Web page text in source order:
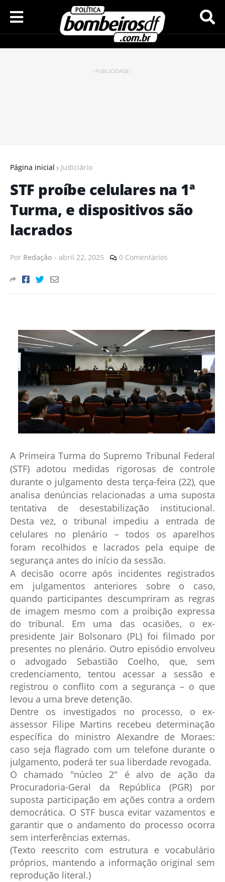
- PUBLICIDADE -
Página inicial Judiciário
STF proíbe celulares na 1ª
Turma, e dispositivos são
lacrados
Por Redação - abril 22, 2025 0 Comentários
A Primeira Turma do Supremo Tribunal Federal
(STF) adotou medidas rigorosas de controle
durante o julgamento desta terça-feira (22), que
analisa denúncias relacionadas a uma suposta
tentativa de desestabilização institucional.
Desta vez, o tribunal impediu a entrada de
celulares no plenário – todos os aparelhos
foram recolhidos e lacrados pela equipe de
segurança antes do início da sessão.
A decisão ocorre após incidentes registrados
em julgamentos anteriores sobre o caso,
quando participantes descumpriram as regras
de imagem mesmo com a proibição expressa
do tribunal. Em uma das ocasiões, o ex-
presidente Jair Bolsonaro (PL) foi filmado por
presentes no plenário. Outro episódio envolveu
o advogado Sebastião Coelho, que, sem
credenciamento, tentou acessar a sessão e
registrou o conflito com a segurança – o que
levou a uma breve detenção.
Dentre os investigados no processo, o ex-
assessor Filipe Martins recebeu determinação
específica do ministro Alexandre de Moraes:
caso seja flagrado com um telefone durante o
julgamento, poderá ter sua liberdade revogada.
O chamado "núcleo 2" é alvo de ação da
Procuradoria-Geral da República (PGR) por
suposta participação em ações contra a ordem
democrática. O STF busca evitar vazamentos e
garantir que o andamento do processo ocorra
sem interferências externas.
(Texto reescrito com estrutura e vocabulário
próprios, mantendo a informação original sem
reprodução literal.)